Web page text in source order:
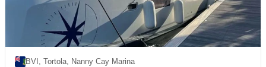
BVI, Tortola, Nanny Cay Marina